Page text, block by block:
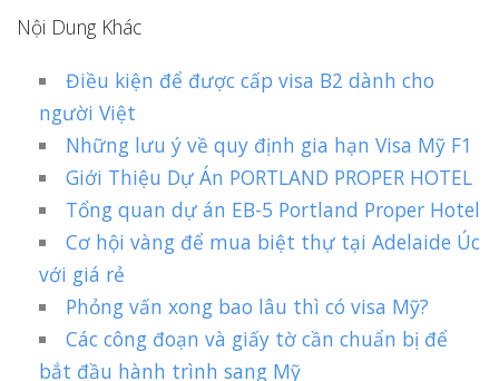
Nội Dung Khác
Điều kiện để được cấp visa B2 dành cho
người Việt
Những lưu ý về quy định gia hạn Visa Mỹ F1
Giới Thiệu Dự Án PORTLAND PROPER HOTEL
Tổng quan dự án EB-5 Portland Proper Hotel
Cơ hội vàng để mua biệt thự tại Adelaide Úc
với giá rẻ
Phỏng vấn xong bao lâu thì có visa Mỹ?
Các công đoạn và giấy tờ cần chuẩn bị để
bắt đầu hành trình sang Mỹ